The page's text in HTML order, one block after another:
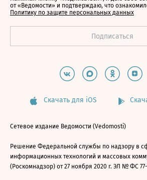
от «Ведомости» и подтверждаю, что
Политику по защите персональных данных
Скачать для iOS
Сетевое издание Ведомости (Vedomosti)
Решение Федеральной службы по надзору в
информационных технологий и массовых
(Роскомнадзор) от 27 ноября 2020 г. ЭЛ № ФС 77-